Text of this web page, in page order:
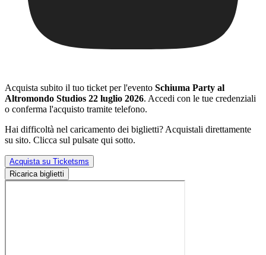
Acquista subito il tuo ticket per l'evento Schiuma Party al
Altromondo Studios 22 luglio 2026. Accedi con le tue credenziali
o conferma l'acquisto tramite telefono.
Hai difficoltà nel caricamento dei biglietti? Acquistali direttamente
su sito. Clicca sul pulsate qui sotto.
Acquista su Ticketsms
Ricarica biglietti